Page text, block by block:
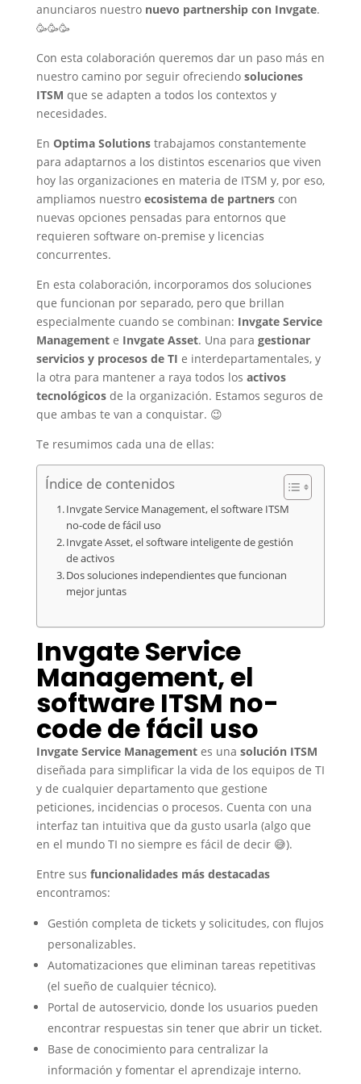
anunciaros nuestro nuevo partnership con Invgate.
🥳🥳🥳
Con esta colaboración queremos dar un paso más en
nuestro camino por seguir ofreciendo soluciones
ITSM que se adapten a todos los contextos y
necesidades.
En Optima Solutionstrabajamos constantemente
para adaptarnos a los distintos escenarios que viven
hoy las organizaciones en materia de ITSM y, por eso,
ampliamos nuestro ecosistema de partnerscon
nuevas opciones pensadas para entornos que
requieren software on-premise y licencias
concurrentes.
En esta colaboración, incorporamos dos soluciones
que funcionan por separado, pero que brillan
especialmente cuando se combinan: Invgate Service
Managemente Invgate Asset. Una para gestionar
servicios y procesos de TI e interdepartamentales, y
la otra para mantener a raya todos los activos
tecnológicosde la organización. Estamos seguros de
que ambas te van a conquistar. 😉
Te resumimos cada una de ellas:
Índice de contenidos
Invgate Service Management, el software ITSM
no-code de fácil uso
Invgate Asset, el software inteligente de gestión
de activos
Dos soluciones independientes que funcionan
mejor juntas
Invgate Service
Management, el
software ITSM no-
code de fácil uso
Invgate Service Managementes una solución ITSM
diseñada para simplificar la vida de los equipos de TI
y de cualquier departamento que gestione
peticiones, incidencias o procesos. Cuenta con una
interfaz tan intuitiva que da gusto usarla (algo que
en el mundo TI no siempre es fácil de decir 😅).
Entre sus funcionalidades más destacadas
encontramos:
Gestión completa de tickets y solicitudes, con flujos
personalizables.
Automatizaciones que eliminan tareas repetitivas
(el sueño de cualquier técnico).
Portal de autoservicio, donde los usuarios pueden
encontrar respuestas sin tener que abrir un ticket.
Base de conocimiento para centralizar la
información y fomentar el aprendizaje interno.